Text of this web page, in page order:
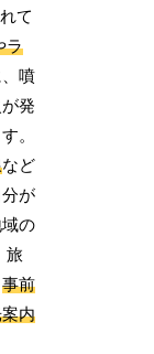
て
ラ
噴
発
。
など
が
の
旅
事前
内